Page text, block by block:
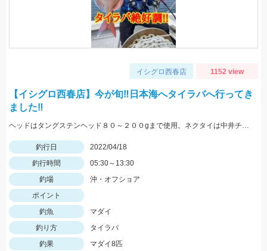
イシグロ西春店 1152 view
【イシグロ西春店】今が旬‼日本海へタイラバへ行ってき
ました‼
ヘッドはタングステンヘッド８０～２００gまで使用。ネクタイは中井チューンとタコベイトでよくヒットさせられました！
釣行日
2022/04/18
釣行時間
05:30～13:30
釣場
沖・オフショア
ポイント
釣魚
マダイ
釣り方
タイラバ
釣果
マダイ8匹